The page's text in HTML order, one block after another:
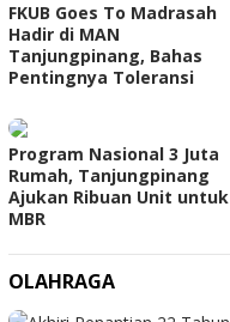
FKUB Goes To Madrasah
Hadir di MAN
Tanjungpinang, Bahas
Pentingnya Toleransi
Program Nasional 3 Juta
Rumah, Tanjungpinang
Ajukan Ribuan Unit untuk
MBR
OLAHRAGA